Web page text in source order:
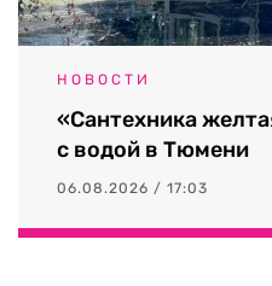
НОВОСТИ
«Сантехника
с водой в Тюмени
06.08.2026 / 17:03